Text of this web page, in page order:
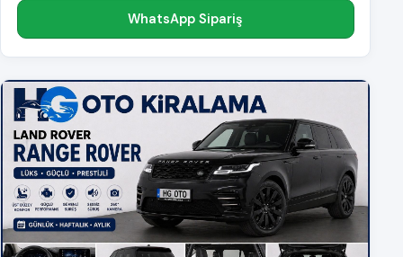
WhatsApp Sipariş